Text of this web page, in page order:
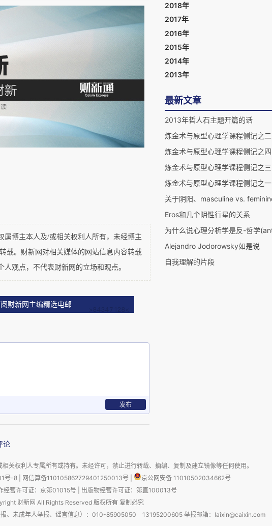
一个人生过程的样本", 深知"to review
海王星长期与我的本命土星成刑相, 今
而且推进土星即将进入第2宫, 人生至此,
今年完成了一个循环。在这个人生循环
着一切的underlying force. 很少人理解
人。从家族系统中萌芽到最后的"确认",
创伤得以确立, 自己已经为人生挖了一
深层的心灵趋向引导下, 被纯粹理解的
史和哲学的广阔领域读书和思考, 这种求
个underlying force的牵制, 我也会像大
, 达成某些世俗的或外在的目标, 获得某
尝试都被那个将我的注意力拉回内在自
脑子里的客观知识)还是转身关注内在
force拉回来, 拉回自身, 面对自
心灵深处的疲乏。这种疲乏不同于健康
主动意愿了。这种疲乏削弱甚至否定了
需要休息一百年才能缓解的疲乏; 可是
, 另一方面是心灵底处的呼吁我停下来休
矛盾, 其实都直接关联着我的真正自我
导演和掌控者, 心灵创伤支撑着我这一
博主本人及/或相关权利人所有，未经博主
载。财新网对相关媒体的网站信息内容转载
观点，不代表财新网的立场和观点。
财新网主编精选电邮
发布
论
2018年
2017年
2016年
2015年
2014年
2013年
最新文章
2013年哲人石主题开篇的话
炼金术与原型心理学课程侧记之二
炼金术与原型心理学课程侧记之四
炼金术与原型心理学课程侧记之三
炼金术与原型心理学课程侧记之一
Eros和几个阴性行星的关系
Alejandro Jodorowsky如是说
自我理解的片段
关权利人专属所有或持有。未经许可，禁止进行转载、摘编、复制及建立镜像等任何使用。
号-8 网信算备110105862729401250013号
京公网安备 11010502034662号
经营许可证：京第01015号
出版物经营许可证：第直100013号
财新网 All Rights Reserved 版权所有 复制必究
报、未成年人举报、谣言信息）：010-85905050 13195200605 举报邮箱：laixin@caixin.com